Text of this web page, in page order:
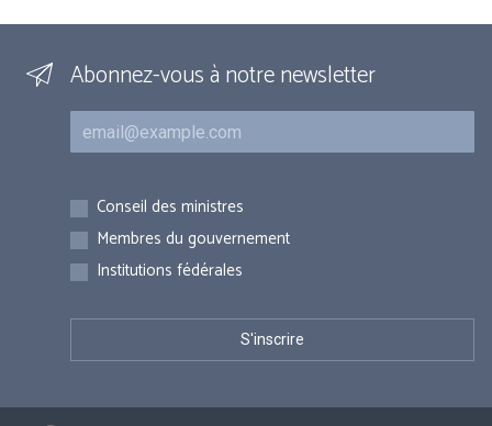
Abonnez-vous à notre newsletter
Courriel
Inscriptions
Conseil des ministres
Membres du gouvernement
Institutions fédérales